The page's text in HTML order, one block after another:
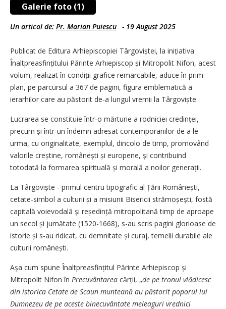
Galerie foto (1)
Un articol de: Pr. Marian Puiescu - 19 August 2025
Publicat de Editura Arhiepiscopiei Târgoviștei, la inițiativa
Înaltprea­sfințitului Părinte Arhiepiscop și Mitropolit Nifon, acest
volum, realizat în con­di­ții grafice remarcabile, aduce în prim-
plan, pe parcursul a 367 de pagini, figura emblematică a
ierarhilor care au păstorit de-a lungul vremii la Târgoviște.
Lucrarea se constituie într-o mărturie a rodniciei credinței,
precum și într-un îndemn adre­sat contemporanilor de a le
urma, cu originalitate, exemplul, dincolo de timp, promovând
valorile creștine, românești și europene, și contribuind
totodată la formarea spirituală și morală a noilor generații.
La Târgoviște - primul centru tipografic al Țării Românești,
cetate-simbol a culturii și a misiunii Bisericii strămoșești, fostă
capitală voievodală și reședință mitropolitană timp de aproape
un secol și jumătate (1520-1668), s-au scris pagini glorioase de
istorie și s-au ridicat, cu demnitate și curaj, temelii durabile ale
culturii românești.
Așa cum spune Înaltpreasfințitul Părinte Arhiepiscop și
Mitropolit Nifon în Precuvântarea cărții, „de pe tronul vlădicesc
din istorica Cetate de Scaun munteană au păstorit poporul lui
Dumnezeu de pe aceste binecuvântate meleaguri vrednici